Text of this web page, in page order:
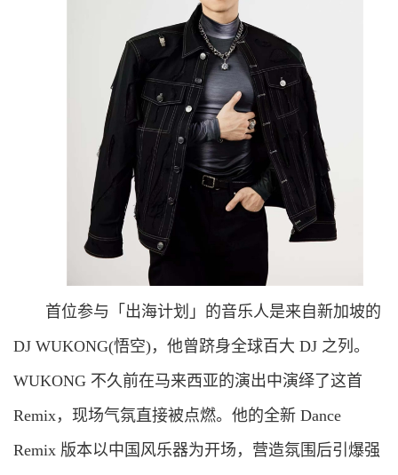
首位参与「出海计划」的音乐人是来自新加坡的
DJ WUKONG(悟空)，他曾跻身全球百大 DJ 之列。
WUKONG 不久前在马来西亚的演出中演绎了这首
Remix，现场气氛直接被点燃。他的全新 Dance
Remix 版本以中国风乐器为开场，营造氛围后引爆强